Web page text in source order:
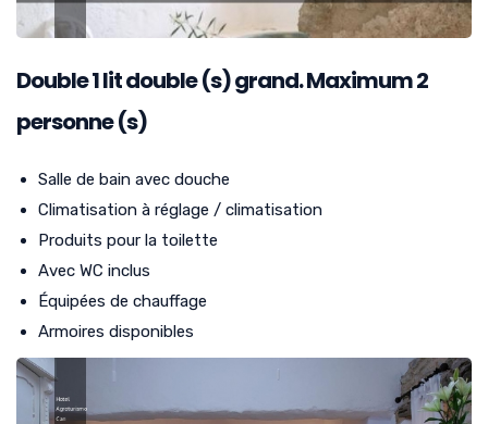
Double1lit double (s) grand. Maximum 2
personne (s)
Salle de bain avec douche
Climatisation à réglage / climatisation
Produits pour la toilette
Avec WC inclus
Équipées de chauffage
Armoires disponibles